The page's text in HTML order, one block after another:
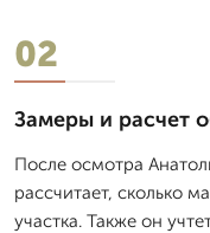
02
Замеры и расчет
После осмотра
рассчитает, сколько
участка. Также он